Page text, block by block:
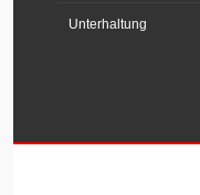
Unterhaltung